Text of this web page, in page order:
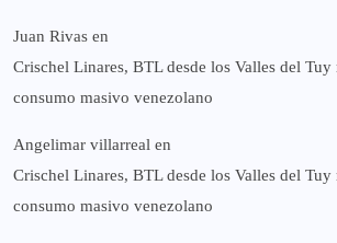
Juan Rivas en
Crischel Linares, BTL desde los Valles del
consumo masivo venezolano
Angelimar villarreal en
Crischel Linares, BTL desde los Valles del
consumo masivo venezolano